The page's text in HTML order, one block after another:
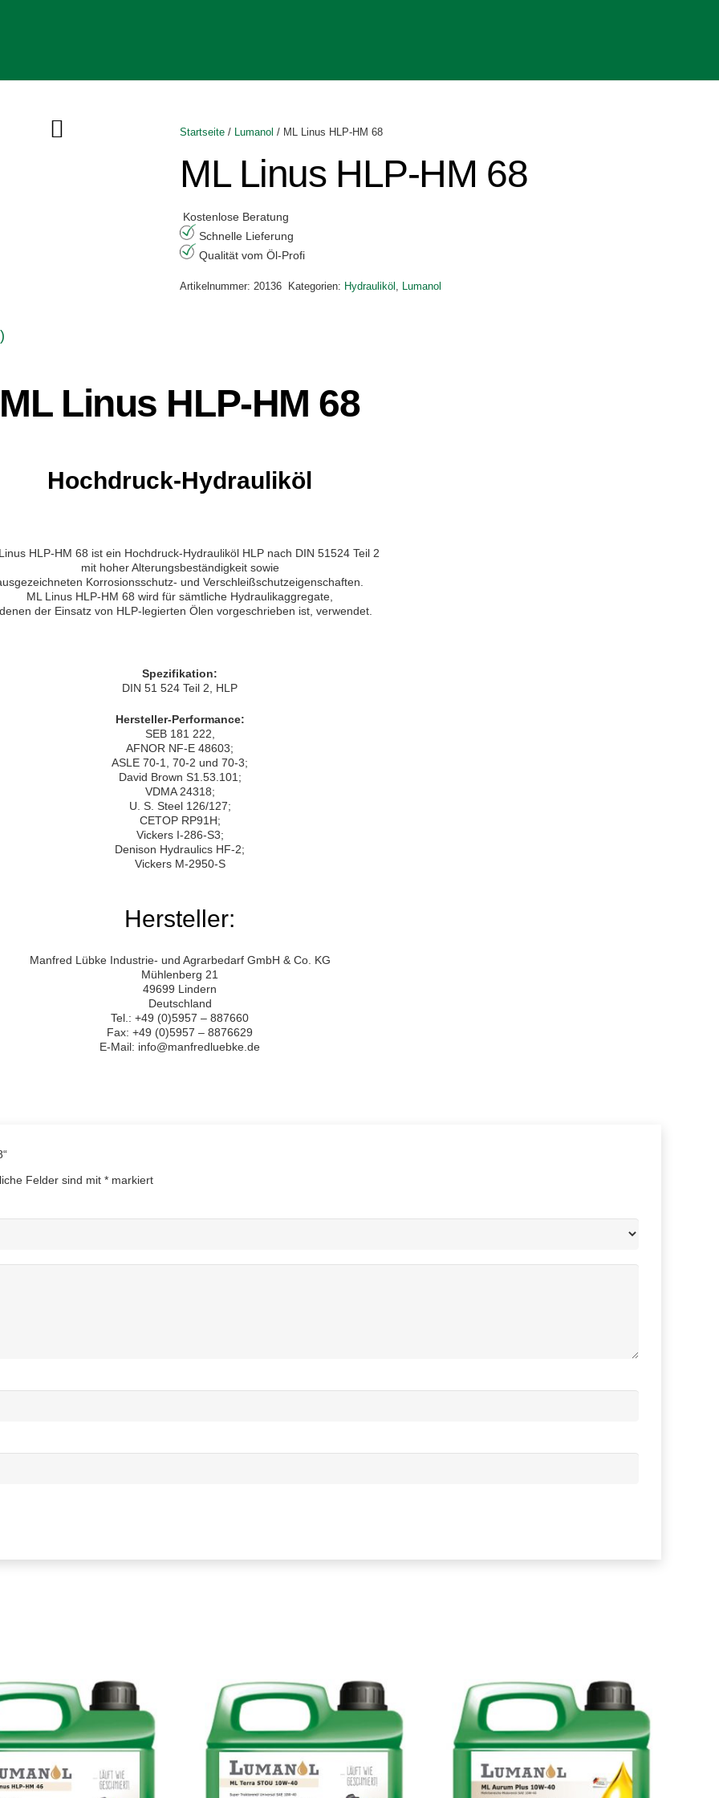
Startseite / Lumanol / ML Linus HLP-HM 68
ML Linus HLP-HM 68
Kostenlose Beratung
Schnelle Lieferung
Qualität vom Öl-Profi
Artikelnummer: 20136 Kategorien: Hydrauliköl , Lumanol
ML Linus HLP-HM 68
Hochdruck-Hydrauliköl
HLP-HM 68 ist ein Hochdruck-Hydrauliköl HLP nach DIN 51524 Teil 2
mit hoher Alterungsbeständigkeit sowie
Korrosionsschutz- und Verschleißschutzeigenschaften.
ML Linus HLP-HM 68 wird für sämtliche Hydraulikaggregate,
der Einsatz von HLP-legierten Ölen vorgeschrieben ist, verwendet.
Spezifikation:
DIN 51 524 Teil 2, HLP
Hersteller-Performance:
SEB 181 222,
AFNOR NF-E 48603;
ASLE 70-1, 70-2 und 70-3;
David Brown S1.53.101;
VDMA 24318;
U. S. Steel 126/127;
CETOP RP91H;
Vickers I-286-S3;
Denison Hydraulics HF-2;
Vickers M-2950-S
Hersteller:
Manfred Lübke Industrie- und Agrarbedarf GmbH & Co. KG
Mühlenberg 21
49699 Lindern
Deutschland
Tel.: +49 (0)5957 – 887660
Fax: +49 (0)5957 – 8876629
E-Mail: info@manfredluebke.de
Felder sind mit * markiert